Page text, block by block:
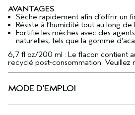
AVANTAGES
Sèche rapidement afin d’offrir un
Résiste à l’humidité tout au long de
Fortifie les mèches avec des
naturelles, tels que la gomme
6,7 fl oz/200 ml : Le flacon contient
recyclé post-consommation. Veuillez
MODE D'EMPLOI